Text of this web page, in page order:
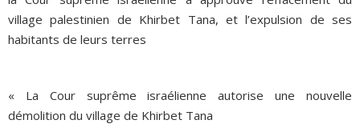
village palestinien de Khirbet Tana, et l’expulsion de ses
habitants de leurs terres
« La Cour suprême israélienne autorise une nouvelle
démolition du village de Khirbet Tana